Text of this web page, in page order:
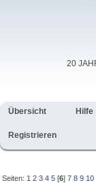
20
Übersicht Hilfe
Registrieren
Seiten: 1 2 3 4 5 [6]7 8 9 10